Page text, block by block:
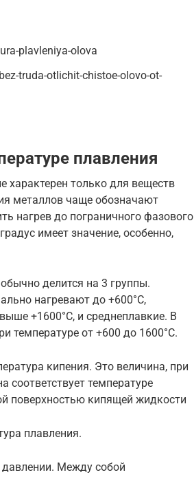
plavleniya-olova
truda-otlichit-chistoe-olovo-ot-
плавления
характерен только для веществ
металлов чаще обозначают
нагрев до пограничного фазового
имеет значение, особенно,
делится на 3 группы.
нагревают до +600°С,
+1600°С, и среднеплавкие. В
температуре от +600 до 1600°С.
кипения. Это величина, при
соответствует температуре
поверхностью кипящей жидкости
плавления.
Между собой